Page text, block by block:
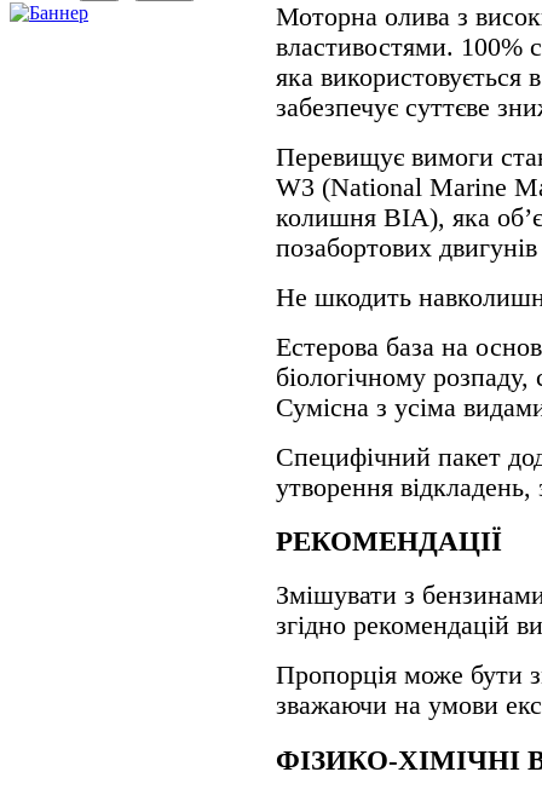
Моторна олива з
властивостями. 100%
яка
забезпечує суттєве
Перевищує вимоги
W3 (National Marine
колишня BIA), яка
позабортових
Не шкодить
Естерова база на
біологічному
Сумісна з усіма
Специфічний пакет
утворення
РЕКОМЕНДАЦІЇ
Змішувати з
згідно рекомендацій
Пропорція може бути
зважаючи на умови
ФІЗИКО-ХІМІЧНІ